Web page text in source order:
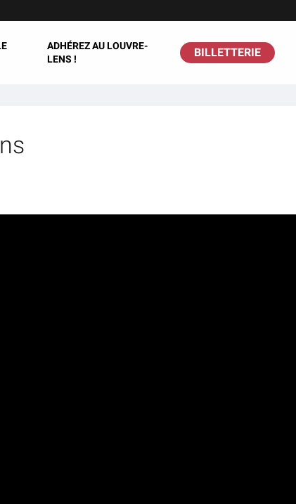
ADHÉREZ AU LOUVRE-
LENS !
BILLETTERIE